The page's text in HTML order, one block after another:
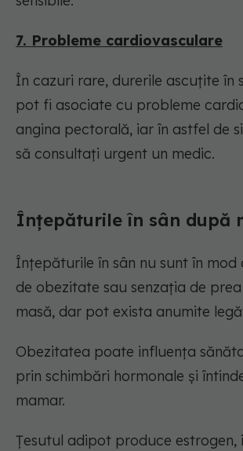
7. Probleme cardiovasculare
În cazuri rare, durerile ascuțite în
pot fi asociate cu probleme
angina pectorală, iar în astfel de
să consultați urgent un medic.
Înțepăturile în sân după
Înțepăturile în sân nu sunt în mod
de obezitate sau senzația de
masă, dar pot exista anumite
Obezitatea poate influența
prin schimbări hormonale și
mamar.
Țesutul adipot produce estrogen,